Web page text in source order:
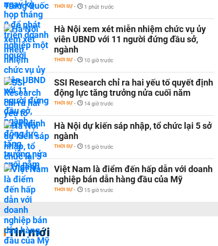
THỜI SỰ - 1 phút trước
Hà Nội xem xét miễn nhiệm chức vụ ủy
viên UBND với 11 người đứng đầu sở,
ngành
THỜI SỰ - 10 giờ trước
SSI Research chỉ ra hai yếu tố quyết định
động lực tăng trưởng nửa cuối năm
THỜI SỰ - 14 giờ trước
Hà Nội dự kiến sáp nhập, tổ chức lại 5 sở
ngành
THỜI SỰ - 15 giờ trước
Việt Nam là điểm đến hấp dẫn với doanh
nghiệp bán dẫn hàng đầu của Mỹ
THỜI SỰ - 15 giờ trước
Tin mới